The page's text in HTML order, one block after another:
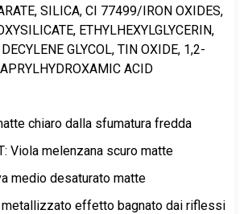
SILICA, CI 77499/IRON OXIDES,
ETHYLHEXYLGLYCERIN,
GLYCOL, TIN OXIDE, 1,2-
ACID
chiaro dalla sfumatura fredda
Viola melenzana scuro matte
medio desaturato matte
metallizzato effetto bagnato dai riflessi